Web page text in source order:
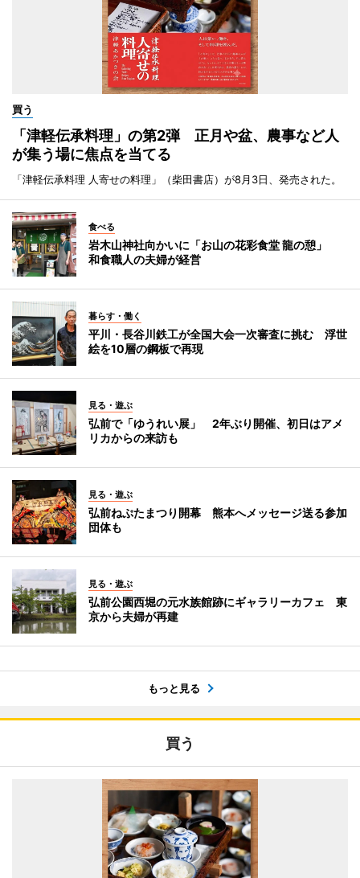
買う
「津軽伝承料理」の第2弾 正月や盆、農事など人
が集う場に焦点を当てる
「津軽伝承料理 人寄せの料理」（柴田書店）が8月3日、発売された。
食べる
岩木山神社向かいに「お山の花彩食堂 龍の憩」
和食職人の夫婦が経営
暮らす・働く
平川・長谷川鉄工が全国大会一次審査に挑む 浮世
絵を10層の鋼板で再現
見る・遊ぶ
弘前で「ゆうれい展」 2年ぶり開催、初日はアメ
リカからの来訪も
見る・遊ぶ
弘前ねぷたまつり開幕 熊本へメッセージ送る参加
団体も
見る・遊ぶ
弘前公園西堀の元水族館跡にギャラリーカフェ 東
京から夫婦が再建
もっと見る
買う